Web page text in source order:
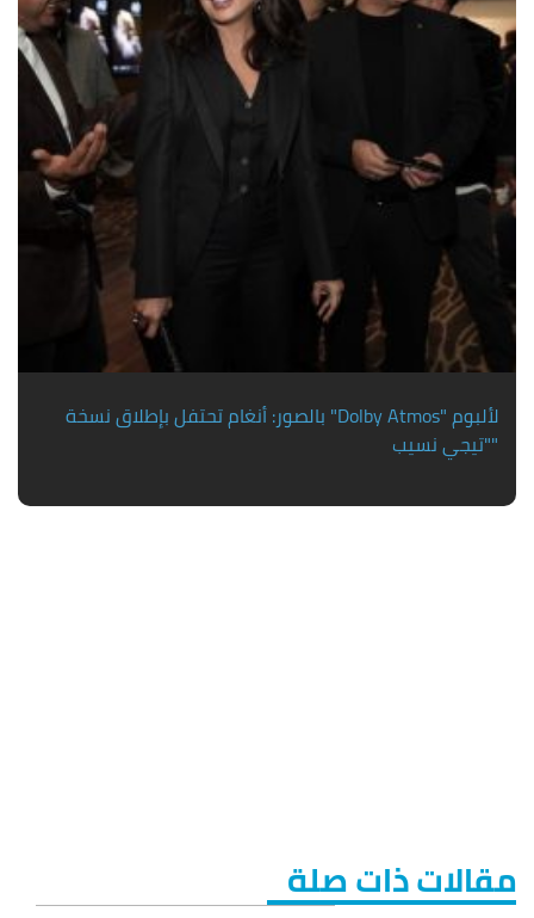
بالصور: أنغام تحتفل بإطلاق نسخة "Dolby Atmos" لألبوم
"تيجي نسيب"
مقالات ذات صلة